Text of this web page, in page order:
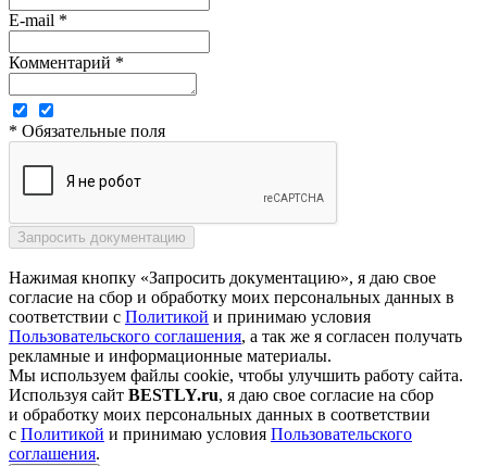
E-mail *
Комментарий *
* Обязательные поля
Нажимая кнопку «Запросить документацию», я даю свое
согласие на сбор и обработку моих персональных данных в
соответствии с Политикой и принимаю условия
Пользовательского соглашения, а так же я согласен получать
рекламные и информационные материалы.
Мы используем файлы cookie, чтобы улучшить работу сайта.
Используя сайт BESTLY.ru, я даю свое согласие на сбор
и обработку моих персональных данных в соответствии
с Политикой и принимаю условия Пользовательского
соглашения.